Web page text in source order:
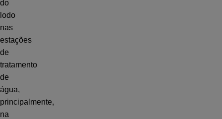
do
lodo
nas
estações
de
tratamento
de
água,
principalmente,
na